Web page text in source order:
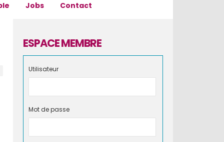
Jobs Contact
ESPACE MEMBRE
Utilisateur
Mot de passe